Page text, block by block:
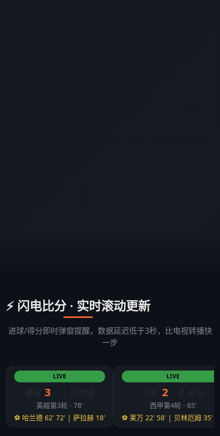
⚡ 闪电比分 · 实时滚动更新
进球/得分即时弹窗提醒，数据延迟低于3秒，比电视转播快
一步
LIVE
3
英超第3轮 · 78'
⚽ 哈兰德 62' 72' | 萨拉赫 18'
LIVE
2
西甲第4轮 · 65'
⚽ 莱万 22' 58' | 贝林厄姆 35'